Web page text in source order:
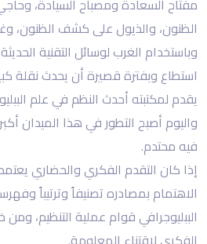
مفتاح السعادة ومصباح السيادة،
الظنون، والذيول على كشف الظنون،
وباستخدام الغرب لوسائل التقنية
استطاع وبفترة قصيرة أن يحدث نقلة
يقدم لمكتبته أحدث النظم في علم
واليوم أصبح التطور في هذا الميدان
فيه محتدم.
إذا كان التقدم الفكري والحضاري
الاهتمام بمصادره تصنيفاً وترتيباً
الببليوجرافي قوام عملية التنظيم،